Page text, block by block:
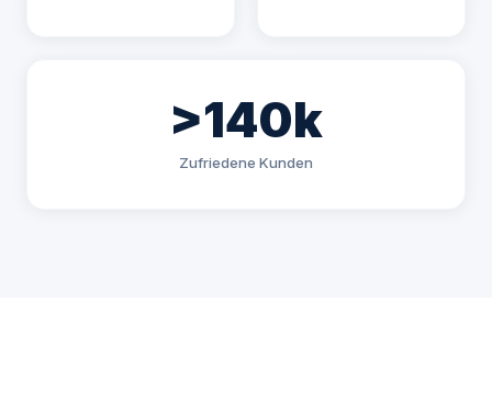
>140k
Zufriedene Kunden